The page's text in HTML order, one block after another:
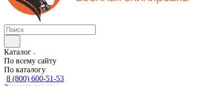
Каталог
По всему сайту
По каталогу
8 (800) 600-51-53